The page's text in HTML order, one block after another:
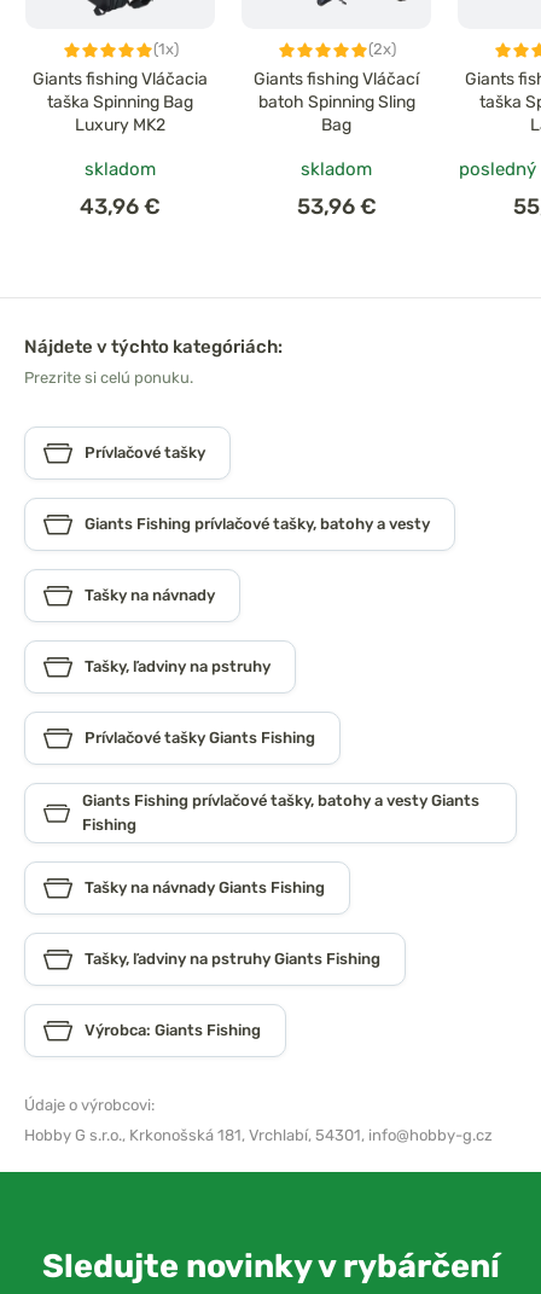
(1x)
Giants fishing Vláčacia
taška Spinning Bag
Luxury MK2
skladom
43,96 €
(2x)
Giants fishing Vláčací
batoh Spinning Sling
Bag
skladom
53,96 €
Giants
taška
Nájdete v týchto kategóriách:
Prezrite si celú ponuku.
Prívlačové tašky
Giants Fishing prívlačové tašky, batohy a vesty
Tašky na návnady
Tašky, ľadviny na pstruhy
Prívlačové tašky Giants Fishing
Giants Fishing prívlačové tašky, batohy a vesty Giants
Fishing
Tašky na návnady Giants Fishing
Tašky, ľadviny na pstruhy Giants Fishing
Výrobca: Giants Fishing
Údaje o výrobcovi:
Hobby G s.r.o., Krkonošská 181, Vrchlabí, 54301, info@hobby-g.cz
Sledujte novinky v rybárčení